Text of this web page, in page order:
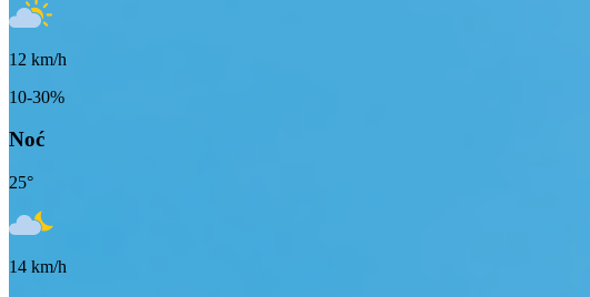
12 km/h
10-30%
Noć
25°
14 km/h